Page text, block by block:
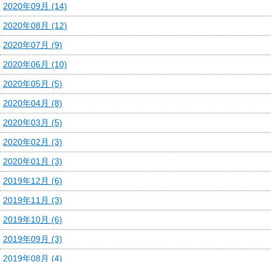
2020年09月 (14)
2020年08月 (12)
2020年07月 (9)
2020年06月 (10)
2020年05月 (5)
2020年04月 (8)
2020年03月 (5)
2020年02月 (3)
2020年01月 (3)
2019年12月 (6)
2019年11月 (3)
2019年10月 (6)
2019年09月 (3)
2019年08月 (4)